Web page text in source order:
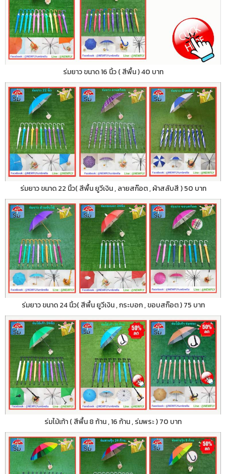
ร่มยาว ขนาด 16 นิ้ว ( สีพื้น ) 40 บาท
ร่มยาว ขนาด 22 นิ้ว( สีพื้น ยูวีเงิน , ลายสก๊อต , ผ้าสลับสี ) 50 บาท
ร่มยาว ขนาด 24 นิ้ว( สีพื้น ยูวีเงิน , กระบอก , ขอบสก๊อต ) 75 บาท
ร่มไม้เท้า ( สีพื้น 8 ก้าน , 16 ก้าน , ร่มพระ ) 70 บาท